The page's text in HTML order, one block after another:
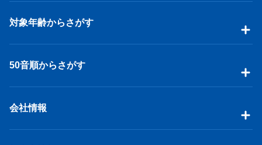
対象年齢からさがす
50音順からさがす
会社情報